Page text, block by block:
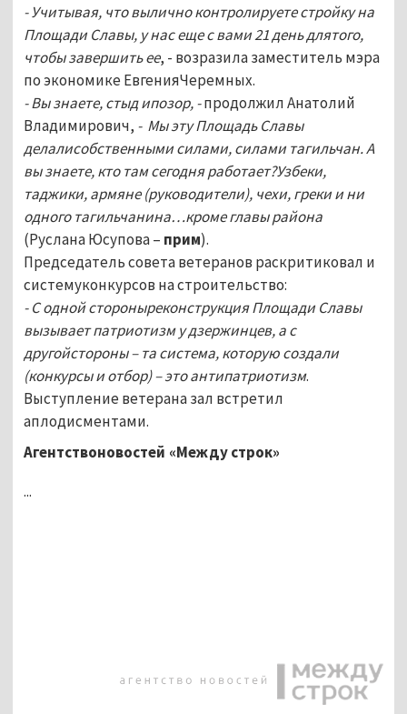
- Учитывая, что вылично контролируете стройку на
Площади Славы, у нас еще с вами 21 день длятого,
чтобы завершить ее, - возразила заместитель мэра
по экономике ЕвгенияЧеремных.
- Вы знаете, стыд ипозор, -продолжил Анатолий
Владимирович, - Мы эту Площадь Славы
делалисобственными силами, силами тагильчан. А
вы знаете, кто там сегодня работает?Узбеки,
таджики, армяне (руководители), чехи, греки и ни
одного тагильчанина…кроме главы района
(Руслана Юсупова – прим).
Председатель совета ветеранов раскритиковал и
системуконкурсов на строительство:
- С одной стороныреконструкция Площади Славы
вызывает патриотизм у дзержинцев, а с
другойстороны – та система, которую создали
(конкурсы и отбор) – это антипатриотизм.
Выступление ветерана зал встретил
аплодисментами.
Агентствоновостей «Между строк»
...